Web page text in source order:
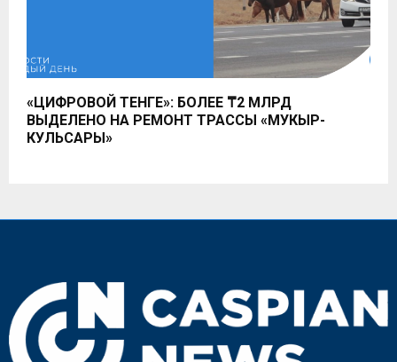
«ЦИФРОВОЙ ТЕНГЕ»: БОЛЕЕ ₸2 МЛРД
ВЫДЕЛЕНО НА РЕМОНТ ТРАССЫ «МУКЫР-
КУЛЬСАРЫ»